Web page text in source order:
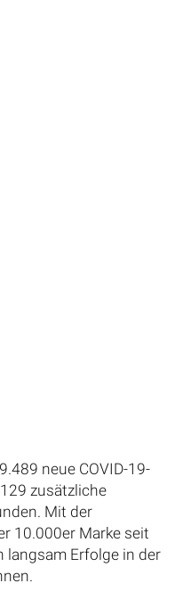
neue COVID-19-
zusätzliche
Mit der
10.000er Marke seit
langsam Erfolge in der